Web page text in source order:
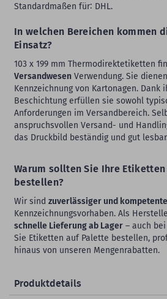
Standardmaßen für∶ DHL.
In welchen Bereichen kommen
Einsatz?
103 x 199 mm Thermodirektetiketten
Versandwesen Verwendung. Sie
Kennzeichnung von Kartonagen. Dank
Beschichtung erfüllen sie sowohl
Anforderungen im Versandbereich.
anspruchsvollen Versand- und
das Druckbild beständig und gut
Warum sollten Sie Ihre
bestellen?
Wir sind zuverlässiger und
Kennzeichnungsvorhaben. Als
schnelle Lieferung ab Lager – auch
Sie Etiketten auf Palette bestellen,
hinaus von unseren Mengenrabatten.
Produktdetails